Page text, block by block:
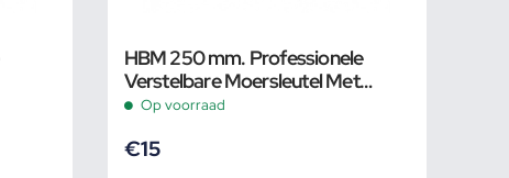
HBM 250 mm. Professionele
Verstelbare Moersleutel Met
Griptang Functie
Op voorraad
€15